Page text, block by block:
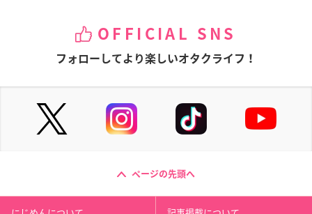
OFFICIAL SNS
フォローしてより楽しいオタクライフ！
ページの先頭へ